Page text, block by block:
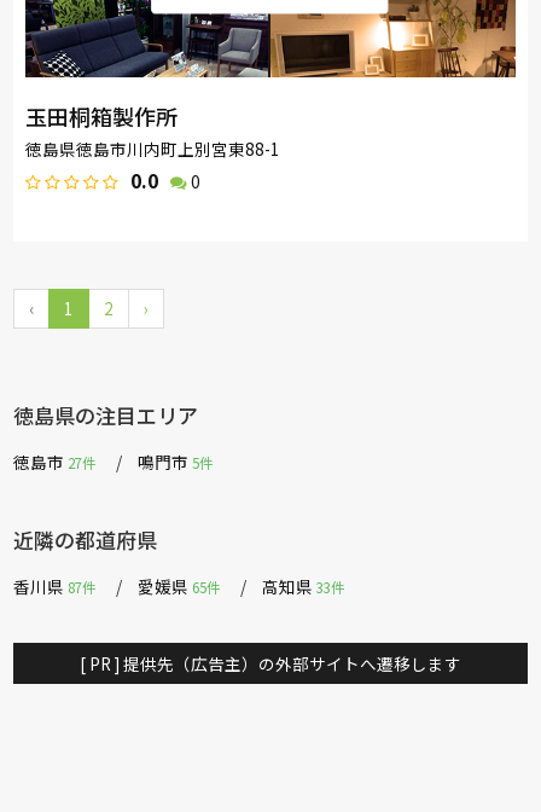
玉田桐箱製作所
徳島県徳島市川内町上別宮東88-1
0.0 0
‹ 1 2 ›
徳島県の注目エリア
徳島市 27件 鳴門市5件
近隣の都道府県
香川県 87件 愛媛県 65件 高知県33件
[ PR ] 提供先（広告主）の外部サイトへ遷移します